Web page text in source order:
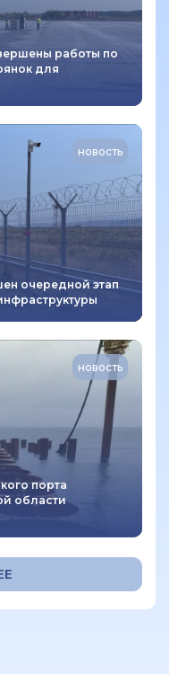
работы по
для
новость
очередной этап
новость
порта
области